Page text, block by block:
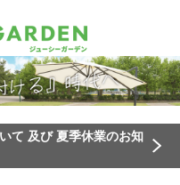
て 及び 夏季休業のお知